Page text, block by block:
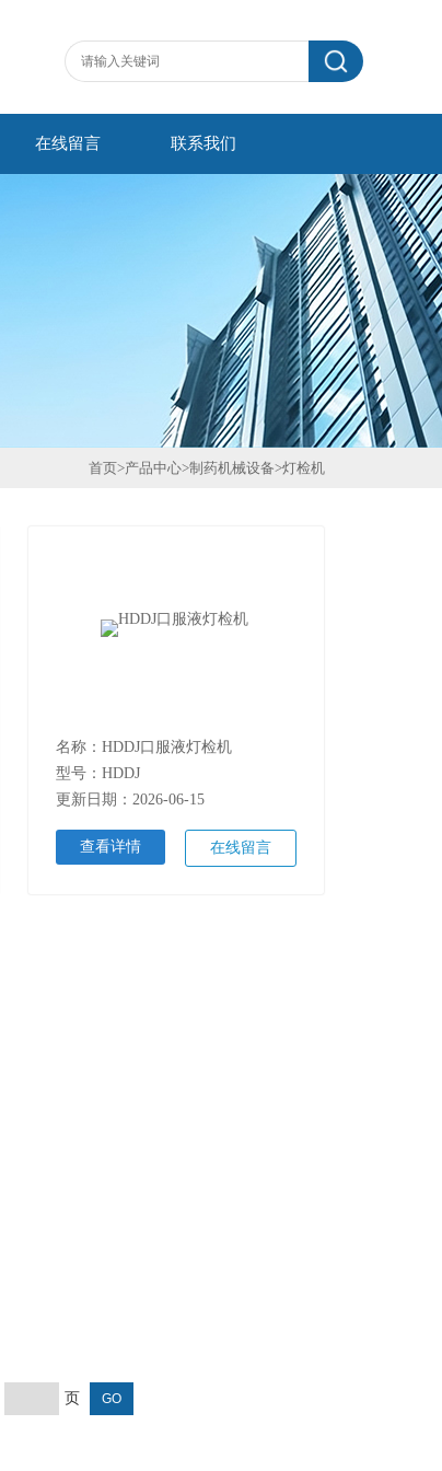
在线留言 联系我们
首页>产品中心>制药机械设备>灯检机
名称：HDDJ口服液灯检机
型号：HDDJ
更新日期：2026-06-15
查看详情 在线留言
页